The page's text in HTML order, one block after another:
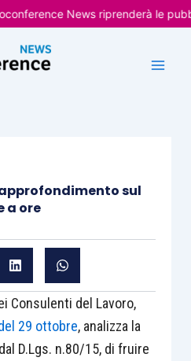
News riprenderà le
sul
a ore
Consulenti del Lavoro,
29 ottobre, analizza la
D.Lgs. n.80/15, di fruire